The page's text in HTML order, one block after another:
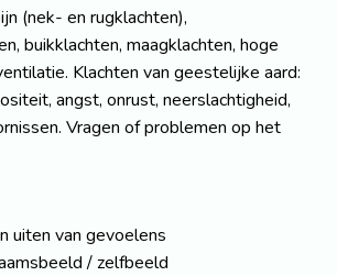
(nek- en rugklachten),
buikklachten, maagklachten, hoge
Klachten van geestelijke aard:
angst, onrust, neerslachtigheid,
Vragen of problemen op het
uiten van gevoelens
/ zelfbeeld